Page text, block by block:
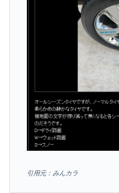
引用元：みんカラ